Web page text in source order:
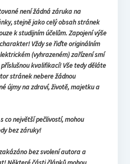
není žádná záruka na
stejně jako celý obsah stránek
k studijním účelům. Zapojení výše
Vždy se řiďte originálním
(vyhrazeném) zařízení smí
kvalifikací! Vše tedy děláte
stránek nebere žádnou
újmy na zdraví, životě, majetku a
co největší pečlivostí, mohou
bez záruky!
bez svolení autora a